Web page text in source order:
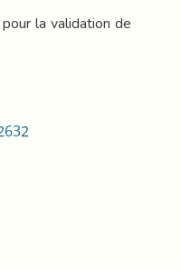
la validation de